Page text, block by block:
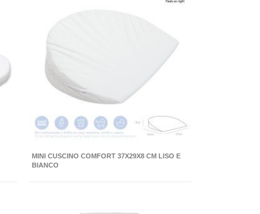
MINI CUSCINO COMFORT 37X29X8 CM LISO E
BIANCO